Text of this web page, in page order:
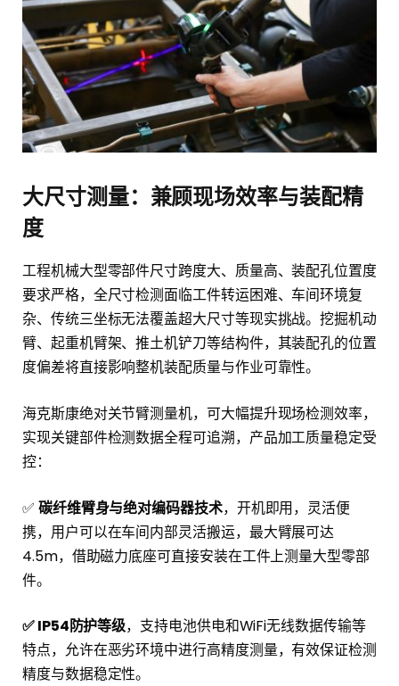
大尺寸测量：兼顾现场效率与装配精
度
工程机械大型零部件尺寸跨度大、质量高、装配孔位置度
要求严格，全尺寸检测面临工件转运困难、车间环境复
杂、传统三坐标无法覆盖超大尺寸等现实挑战。挖掘机动
臂、起重机臂架、推土机铲刀等结构件，其装配孔的位置
度偏差将直接影响整机装配质量与作业可靠性。
海克斯康绝对关节臂测量机，可大幅提升现场检测效率，
实现关键部件检测数据全程可追溯，产品加工质量稳定受
控：
✅ 碳纤维臂身与绝对编码器技术，开机即用，灵活便
携，用户可以在车间内部灵活搬运，最大臂展可达
4.5m，借助磁力底座可直接安装在工件上测量大型零部
件。
✅ IP54防护等级，支持电池供电和WiFi无线数据传输等
特点，允许在恶劣环境中进行高精度测量，有效保证检测
精度与数据稳定性。